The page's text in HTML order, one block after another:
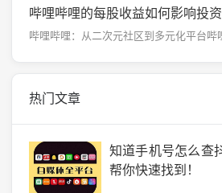
哔哩哔哩的每股收益如何影响投资
热门文章
知道手机号怎么查
帮你快速找到！